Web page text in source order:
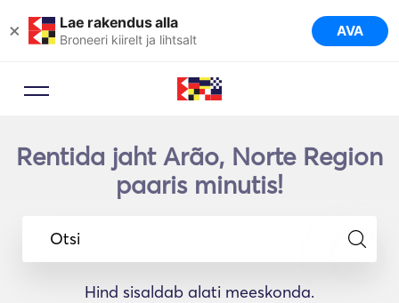
× Lae rakendus alla
Broneeri kiirelt ja lihtsalt AVA
Rentida jaht Arão, Norte Region
paaris minutis!
Otsi
Hind sisaldab alati meeskonda.